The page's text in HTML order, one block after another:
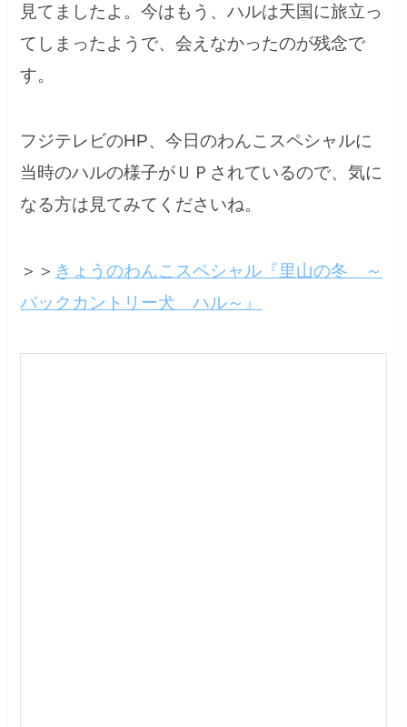
見てましたよ。今はもう、ハルは天国に旅立っ
てしまったようで、会えなかったのが残念で
す。
フジテレビのHP、今日のわんこスペシャルに
当時のハルの様子がＵＰされているので、気に
なる方は見てみてくださいね。
＞＞ きょうのわんこスペシャル 『里山の冬 ～
バックカントリー犬 ハル～』